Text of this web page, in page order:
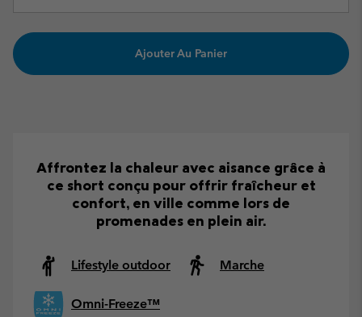
Ajouter Au Panier
Affrontez la chaleur avec aisance grâce à
ce short conçu pour offrir fraîcheur et
confort, en ville comme lors de
promenades en plein air.
Lifestyle outdoor Marche
Omni-Freeze™